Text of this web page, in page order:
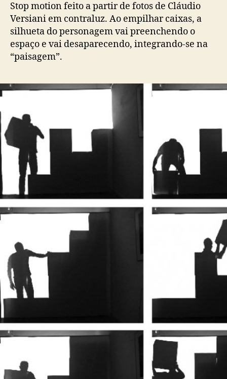
Stop motion feito a partir de fotos de Cláudio
Versiani em contraluz. Ao empilhar caixas, a
silhueta do personagem vai preenchendo o
espaço e vai desaparecendo, integrando-se na
“paisagem”.